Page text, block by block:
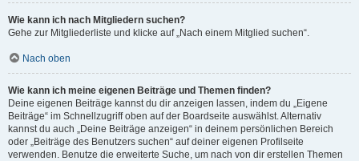
Wie kann ich nach Mitgliedern suchen?
Gehe zur Mitgliederliste und klicke auf „Nach einem Mitglied suchen“.
Nach oben
Wie kann ich meine eigenen Beiträge und Themen finden?
Deine eigenen Beiträge kannst du dir anzeigen lassen, indem du „Eigene
Beiträge“ im Schnellzugriff oben auf der Boardseite auswählst. Alternativ
kannst du auch „Deine Beiträge anzeigen“ in deinem persönlichen Bereich
oder „Beiträge des Benutzers suchen“ auf deiner eigenen Profilseite
verwenden. Benutze die erweiterte Suche, um nach von dir erstellen Themen